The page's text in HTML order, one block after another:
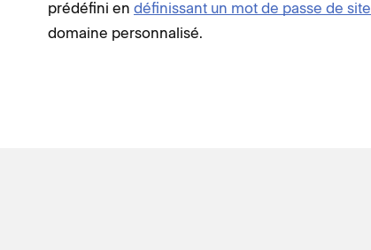
prédéfini en définissant un mot de passe de site
domaine personnalisé.